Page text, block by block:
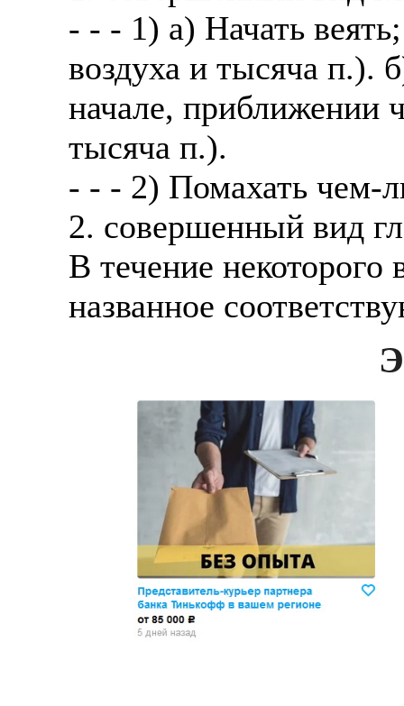
Также смотрите
отправке в другие
А также
рабочий,
стикеровщик.
# работа за границей
# работа за рубежом
# трудоустройство за
# трудоустройство за
В таких банках, как
Промсвязьбанк,
А также в
СДЭК, ПЭК и т.д.
В направлениях: без
консультирование,
- - - 1) а) Начать
воздуха и тысяча п.).
начале, приближении
тысяча п.).
- - - 2) Помахать чем-
2. совершенный вид
В течение
названное